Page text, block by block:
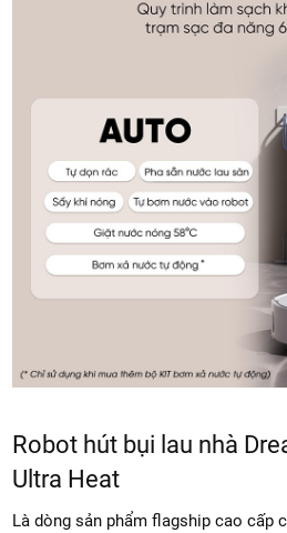
Robot hút bụi lau nhà
Ultra Heat
Là dòng sản phẩm flagship cao cấp